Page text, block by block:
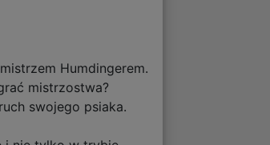
Humdingerem.
mistrzostwa?
swojego psiaka.